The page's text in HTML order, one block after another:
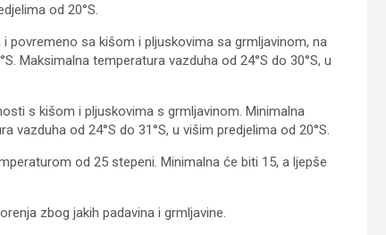
od 20°S.
povremeno sa kišom i pljuskovima sa grmljavinom, na
Maksimalna temperatura vazduha od 24°S do 30°S, u
s kišom i pljuskovima s grmljavinom. Minimalna
vazduha od 24°S do 31°S, u višim predjelima od 20°S.
od 25 stepeni. Minimalna će biti 15, a ljepše
zbog jakih padavina i grmljavine.